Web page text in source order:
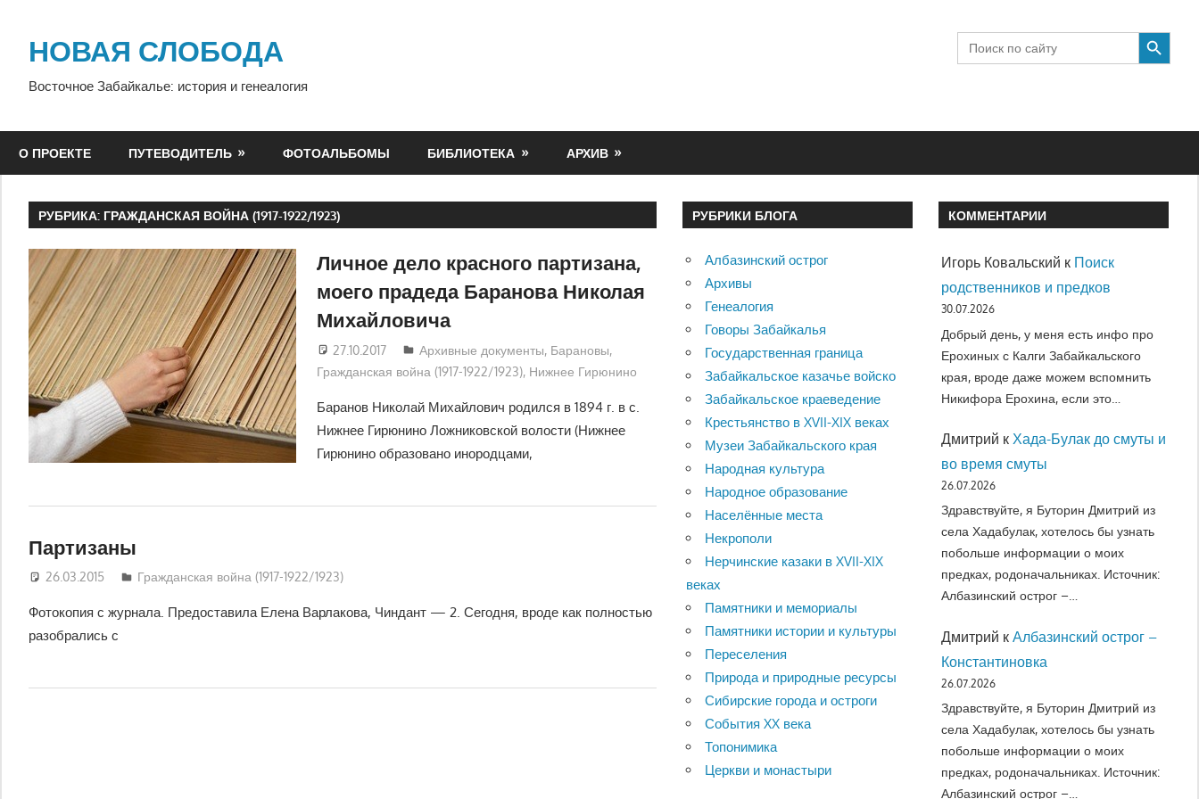
содержимому
НОВАЯ СЛОБОДА
Восточное Забайкалье: история и генеалогия
Search
for:
SEARCH BUTTON
О ПРОЕКТЕ ПУТЕВОДИТЕЛЬ ФОТОАЛЬБОМЫ БИБЛИОТЕКА АРХИВ
РУБРИКА: ГРАЖДАНСКАЯ ВОЙНА (1917-1922/1923)
Личное дело красного партизана,
моего прадеда Баранова Николая
Михайловича
27.10.2017 Evgescha
Архивные документы, Барановы,
Гражданская война (1917-1922/1923), Нижнее Гирюнино
Баранов Николай Михайлович родился в 1894 г. в с.
Нижнее Гирюнино Ложниковской волости (Нижнее
Гирюнино образовано инородцами,
Партизаны
26.03.2015 Юра
Гражданская война (1917-1922/1923)
Фотокопия с журнала. Предоставила Елена Варлакова, Чиндант — 2. Сегодня, вроде как полностью
разобрались с
РУБРИКИ БЛОГА
Албазинский острог
Архивы
Генеалогия
Говоры Забайкалья
Государственная граница
Забайкальское казачье войско
Забайкальское краеведение
Крестьянство в XVII-XIX веках
Музеи Забайкальского края
Народная культура
Народное образование
Населённые места
Некрополи
Нерчинские казаки в XVII-XIX
веках
Памятники и мемориалы
Памятники истории и культуры
Переселения
Природа и природные ресурсы
Сибирские города и остроги
События XX века
Топонимика
Церкви и монастыри
КОММЕНТАРИИ
Игорь Ковальский к Поиск
родственников и предков
30.07.2026
Добрый день, у меня есть инфо про
Ерохиных с Калги Забайкальского
края, вроде даже можем вспомнить
Никифора Ерохина, если это…
Дмитрий к Хада-Булак до смуты и
во время смуты
26.07.2026
Здравствуйте, я Буторин Дмитрий из
села Хадабулак, хотелось бы узнать
побольше информации о моих
предках, родоначальниках. Источник:
Албазинский острог –…
Дмитрий к Албазинский острог –
Константиновка
26.07.2026
Здравствуйте, я Буторин Дмитрий из
села Хадабулак, хотелось бы узнать
побольше информации о моих
предках, родоначальниках. Источник:
Албазинский острог –…